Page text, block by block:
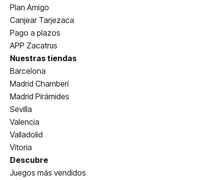
Plan Amigo
Canjear Tarjezaca
Pago a plazos
APP Zacatrus
Nuestras tiendas
Barcelona
Madrid Chamberí
Madrid Pirámides
Sevilla
Valencia
Valladolid
Vitoria
Descubre
Juegos más vendidos